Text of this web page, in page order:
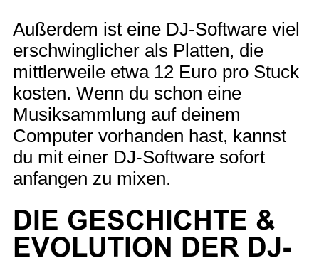
Außerdem ist eine DJ-Software viel
erschwinglicher als Platten, die
mittlerweile etwa 12 Euro pro Stuck
kosten. Wenn du schon eine
Musiksammlung auf deinem
Computer vorhanden hast, kannst
du mit einer DJ-Software sofort
anfangen zu mixen.
DIE GESCHICHTE &
EVOLUTION DER DJ-